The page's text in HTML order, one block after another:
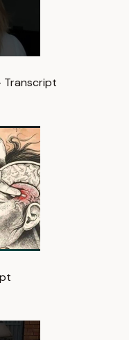
Transcript